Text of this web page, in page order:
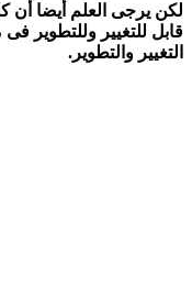
لكن يرجى العلم أيضا
قابل للتغيير وللتطوير
التغيير والتطوير.